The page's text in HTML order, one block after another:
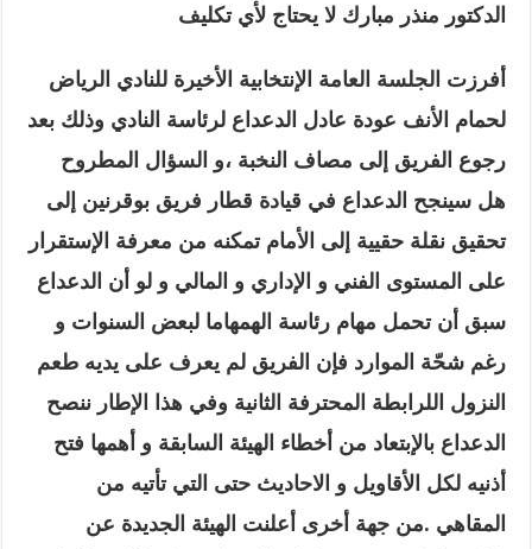
الدكتور منذر مبارك لا يحتاج لأي تكليف
أفرزت الجلسة العامة الإنتخابية الأخيرة للنادي الرياض
لحمام الأنف عودة عادل الدعداع لرئاسة النادي وذلك بعد
رجوع الفريق إلى مصاف النخبة ،و السؤال المطروح
هل سينجح الدعداع في قيادة قطار فريق بوقرنين إلى
تحقيق نقلة حقيية إلى الأمام تمكنه من معرفة الإستقرار
على المستوى الفني و الإداري و المالي و لو أن الدعداع
سبق أن تحمل مهام رئاسة الهمهاما لبعض السنوات و
رغم شحّة الموارد فإن الفريق لم يعرف على يديه طعم
النزول اللرابطة المحترفة الثانية وفي هذا الإطار ننصح
الدعداع بالإبتعاد من أخطاء الهيئة السابقة و أهمها فتح
أذنيه لكل الأقاويل و الاحاديث حتى التي تأتيه من
المقاهي .من جهة أخرى أعلنت الهيئة الجديدة عن